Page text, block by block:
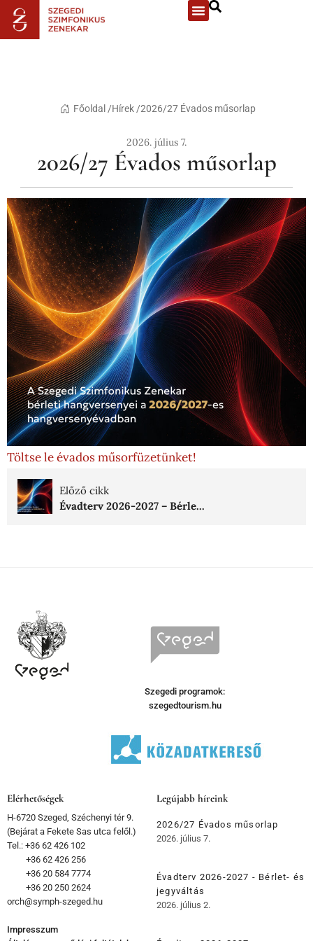
Főoldal /Hírek /2026/27 Évados műsorlap
2026. július 7.
2026/27 Évados műsorlap
Töltse le évados műsorfüzetünket!
Előző cikk
Évadterv 2026-2027 – Bérle...
Szegedi programok:
szegedtourism.hu
Elérhetőségek
H-6720 Szeged, Széchenyi tér 9.
(Bejárat a Fekete Sas utca felől.)
Tel.: +36 62 426 102
+36 62 426 256
+36 20 584 7774
+36 20 250 2624
orch@symph-szeged.hu
Impresszum
Legújabb híreink
2026/27 Évados műsorlap
2026. július 7.
Évadterv 2026-2027 - Bérlet- és
jegyváltás
2026. július 2.